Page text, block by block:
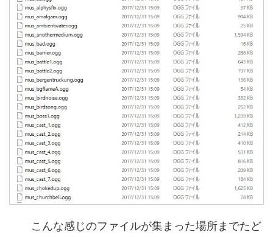
こんな感じのファイルが集まった場所までたど